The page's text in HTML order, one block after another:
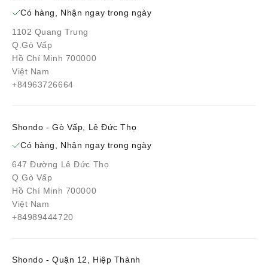
Có hàng, Nhận ngay trong ngày
1102 Quang Trung
Q.Gò Vấp
Hồ Chí Minh 700000
Việt Nam
+84963726664
Shondo - Gò Vấp, Lê Đức Thọ
Có hàng, Nhận ngay trong ngày
647 Đường Lê Đức Thọ
Q.Gò Vấp
Hồ Chí Minh 700000
Việt Nam
+84989444720
Shondo - Quận 12, Hiệp Thành